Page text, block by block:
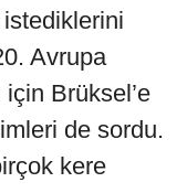
Avrupa
Brüksel’e
de sordu.
kere